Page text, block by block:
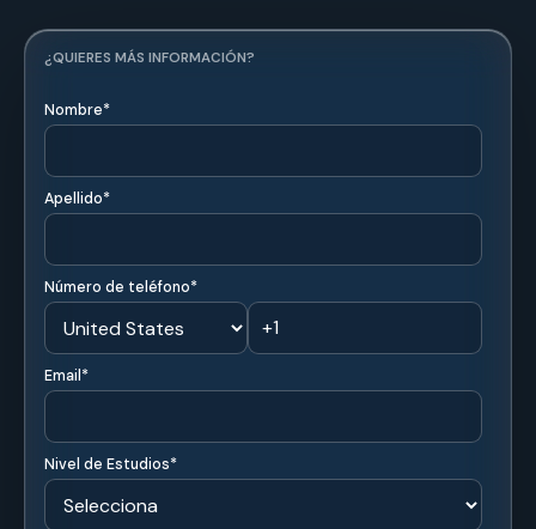
compatibilizan estudio y trabajo.
🕐
Metodología flexible con acceso a contenidos en
cualquier momento desde cualquier lugar.
🤝
Acompañamiento permanente